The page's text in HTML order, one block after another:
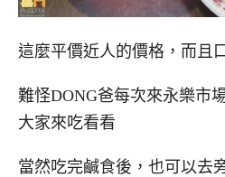
這麼平價近人的價格，而且
難怪DONG爸每次來永樂市
大家來吃看看
當然吃完鹹食後，也可以去